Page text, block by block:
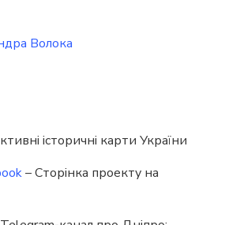
Волока
історичні карти України
– Сторінка проекту на